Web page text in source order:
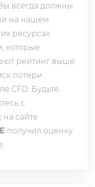
всегда должны
на нашем
ресурсах.
которые
рейтинг выше
потери
CFD. Будьте
с
сайте
получил оценку